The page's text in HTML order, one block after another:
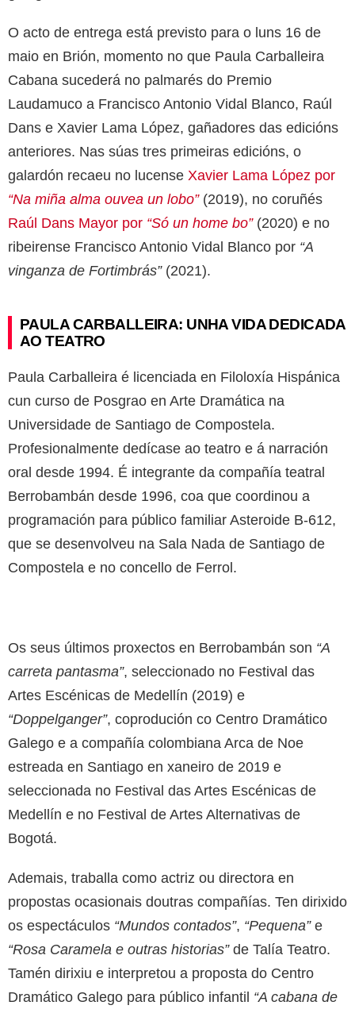
O acto de entrega está previsto para o luns 16 de
maio en Brión, momento no que Paula Carballeira
Cabana sucederá no palmarés do Premio
Laudamuco a Francisco Antonio Vidal Blanco, Raúl
Dans e Xavier Lama López, gañadores das edicións
anteriores. Nas súas tres primeiras edicións, o
galardón recaeu no lucense Xavier Lama López por
“Na miña alma ouvea un lobo” (2019), no coruñés
Raúl Dans Mayor por “Só un home bo”(2020) e no
ribeirense Francisco Antonio Vidal Blanco por “A
vinganza de Fortimbrás”(2021).
PAULA CARBALLEIRA: UNHA VIDA DEDICADA
AO TEATRO
Paula Carballeira é licenciada en Filoloxía Hispánica
cun curso de Posgrao en Arte Dramática na
Universidade de Santiago de Compostela.
Profesionalmente dedícase ao teatro e á narración
oral desde 1994. É integrante da compañía teatral
Berrobambán desde 1996, coa que coordinou a
programación para público familiar Asteroide B-612,
que se desenvolveu na Sala Nada de Santiago de
Compostela e no concello de Ferrol.
Os seus últimos proxectos en Berrobambán son “A
carreta pantasma”, seleccionado no Festival das
Artes Escénicas de Medellín (2019) e
“Doppelganger”, coprodución co Centro Dramático
Galego e a compañía colombiana Arca de Noe
estreada en Santiago en xaneiro de 2019 e
seleccionada no Festival das Artes Escénicas de
Medellín e no Festival de Artes Alternativas de
Bogotá.
Ademais, traballa como actriz ou directora en
propostas ocasionais doutras compañías. Ten dirixido
os espectáculos “Mundos contados”, “Pequena”e
“Rosa Caramela e outras historias”de Talía Teatro.
Tamén dirixiu e interpretou a proposta do Centro
Dramático Galego para público infantil “A cabana de